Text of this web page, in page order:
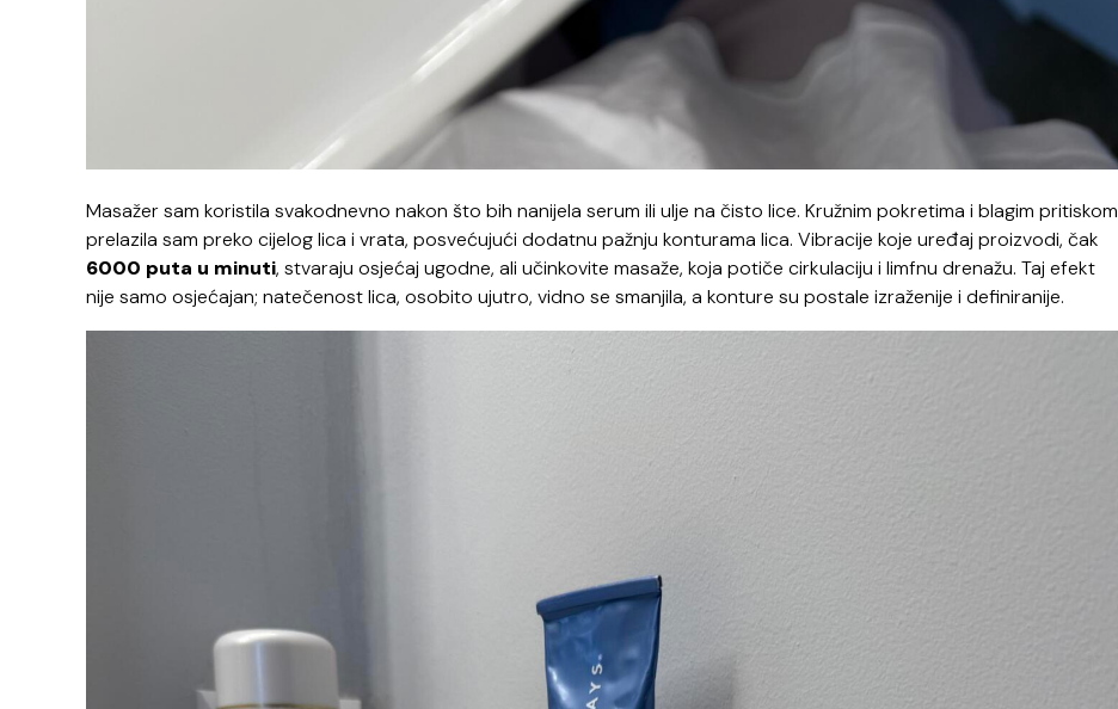
Masažer sam koristila svakodnevno nakon što bih nanijela serum ili ulje na čisto lice. Kružnim pokretima i blagim pritiskom
prelazila sam preko cijelog lica i vrata, posvećujući dodatnu pažnju konturama lica. Vibracije koje uređaj proizvodi, čak
6000 puta u minuti, stvaraju osjećaj ugodne, ali učinkovite masaže, koja potiče cirkulaciju i limfnu drenažu. Taj efekt
nije samo osjećajan; natečenost lica, osobito ujutro, vidno se smanjila, a konture su postale izraženije i definiranije.